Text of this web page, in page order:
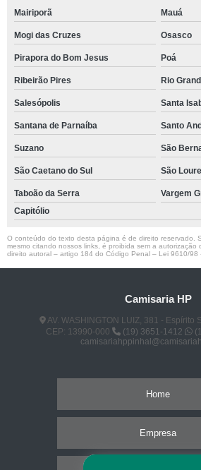
Mairiporã Mauá
Mogi das Cruzes Osasco
Pirapora do Bom Jesus Poá
Ribeirão Pires Rio
Salesópolis Santa
Santana de Parnaíba Santo
Suzano São
São Caetano do Sul São
Taboão da Serra
Vargem
Capitólio
O conteúdo do texto desta página é de direito reservado.
mesmo citando nossos links, é proibida sem a autorização
direito autoral – artigo 184 do Código Penal – Lei 9610/98
Camisaria HP
AV. WASHINGTON LUIZ, 381 - Espírito
CEP: 13990-000
(19) 3651-1412
Home
Empresa